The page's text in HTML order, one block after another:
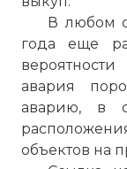
В любом
года еще
авария
аварию, в
объектов на
Общая
Фото